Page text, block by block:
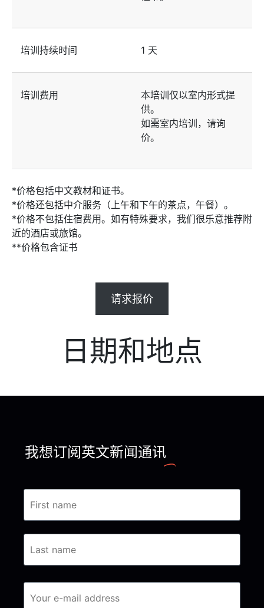
培训持续时间 1 天
培训费用
本培训仅以室内形式提
供。
如需室内培训，请询
价。
*价格包括中文教材和证书。
*价格还包括中介服务（上午和下午的茶点，午餐）。
*价格不包括住宿费用。如有特殊要求，我们很乐意推荐附
近的酒店或旅馆。
**价格包含证书
请求报价
日期和地点
我想订阅英文新闻通讯